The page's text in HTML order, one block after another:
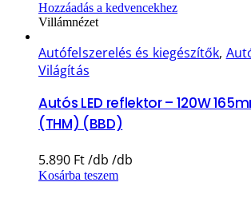
Hozzáadás a kedvencekhez
Villámnézet
Autófelszerelés és kiegészítők,
Világítás
Autós LED reflektor – 120W
(THM) (BBD)
5.890 Ft
Kosárba teszem